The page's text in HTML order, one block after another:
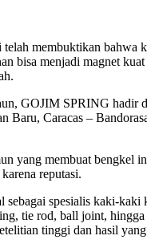
membuktikan bahwa
bisa menjadi magnet
GOJIM SPRING hadir
Baru, Caracas –
yang membuat bengkel
reputasi.
sebagai spesialis kaki-kaki
tie rod, ball joint, hingga
tinggi dan hasil